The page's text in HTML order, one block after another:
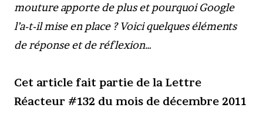
mouture apporte de plus et pourquoi Google
l’a-t-il mise en place ? Voici quelques éléments
de réponse et de réflexion…
Cet article fait partie de la Lettre
Réacteur #132 du mois de décembre 2011